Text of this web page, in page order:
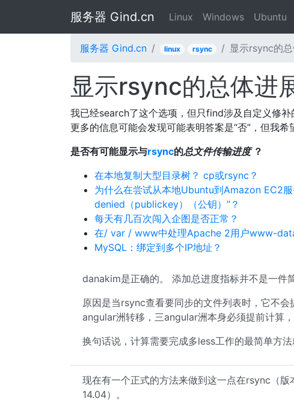
服务器 Gind.cn Linux Windows Ubuntu
服务器 Gind.cn linux rsync 显示rsync的
显示rsync的总体进
我已经search了这个选项，但只find涉及自定义修
更多的信息可能会发现可能表明答案是“否”，但我希
是否有可能显示与rsync的总文件传输进度？
在本地复制大型目录树？ cp或rsync？
为什么在尝试从本地Ubuntu到Amazon EC2
denied（publickey）（公钥）”？
每天有几百次闯入企图是否正常？
在/ var / www中处理Apache 2用户www-
MySQL：绑定到多个IP地址？
danakim是正确的。 添加总进度指标并不是一件
原因是当rsync查看要同步的文件列表时，它不
angular洲转移，三angular洲本身必须提前计算
换句话说，计算需要完成多less工作的最简单方法
现在有一个正式的方法来做到这一点在rsync（
14.04）。